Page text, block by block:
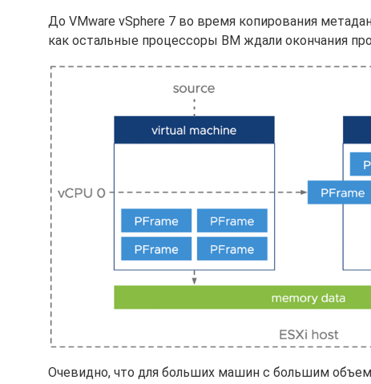
До VMware vSphere 7 во время копирования
как остальные процессоры ВМ ждали окончания
Очевидно, что для больших машин с большим